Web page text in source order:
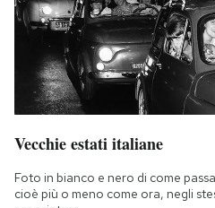
Vecchie estati italiane
Foto in bianco e nero di come
cioè più o meno come ora, negli